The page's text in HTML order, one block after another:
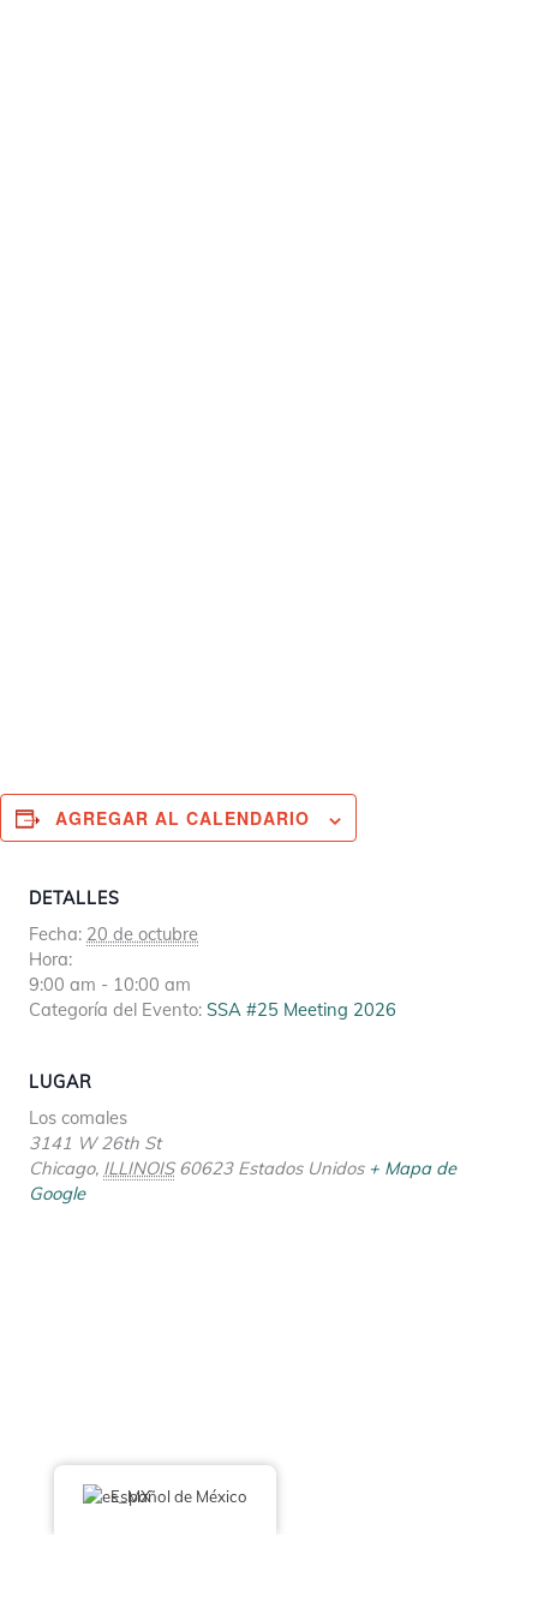
AGREGAR AL CALENDARIO
DETALLES
Fecha: 20 de octubre
Hora:
9:00 am - 10:00 am
Categoría del Evento: SSA #25 Meeting 2026
LUGAR
Los comales
3141 W 26th St
Chicago, ILLINOIS 60623 Estados Unidos + Mapa de
Google
Español de México